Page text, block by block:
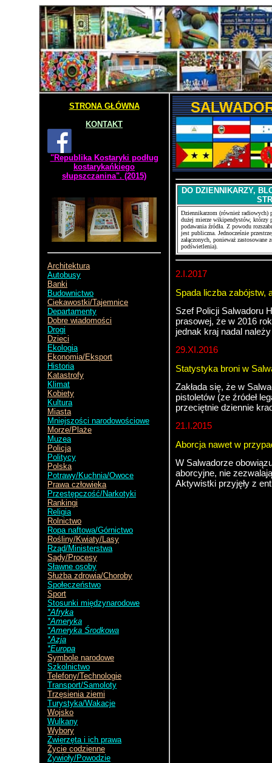
STRONA GŁÓWNA
KONTAKT
"Republika Kostaryki podług
kostarykańkiego
słupszczanina". (2015)
Architektura
Autobusy
Banki
Budownictwo
Ciekawostki/Tajemnice
Departamenty
Dobre wiadomości
Drogi
Dzieci
Ekologia
Ekonomia/Eksport
Historia
Katastrofy
Klimat
Kobiety
Kultura
Miasta
Mniejszości narodowościowe
Morze/Plaże
Muzea
Policja
Politycy
Polska
Potrawy/Kuchnia/Owoce
Prawa człowieka
Przestępczość/Narkotyki
Rankingi
Religia
Rolnictwo
Ropa naftowa/Górnictwo
Rośliny/Kwiaty/Lasy
Rząd/Ministerstwa
Sądy/Procesy
Sławne osoby
Służba zdrowia/Choroby
Społeczeństwo
Sport
Stosunki międzynarodowe
*Afryka
*Ameryka
*Ameryka Środkowa
*Azja
*Europa
Symbole narodowe
Szkolnictwo
Telefony/Technologie
Transport/Samoloty
Trzęsienia ziemi
Turystyka/Wakacje
Wojsko
Wulkany
Wybory
Zwierzęta i ich prawa
Życie codzienne
Żywioły/Powodzie
DO DZIENNIKARZY,
Dziennikarzom (również radiowych)
dużej mierze wikipendystów, którzy
podawania źródła. Z powodu
jest publiczna. Jednocześnie
załączonych, ponieważ
podświetlenia).
2.I.2017
Spada liczba zabójstw,
Szef Policji Salwadoru
prasowej, że w 2016
jednak kraj nadal
29.XI.2016
Statystyka broni w
Zakłada się, że w
pistoletów (ze źródeł
przeciętnie dziennie
21.I.2015
Aborcja nawet w
W Salwadorze
aborcyjne, nie
Aktywistki przyjęły z